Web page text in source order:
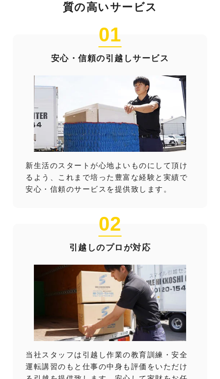
質の高いサービス
01
安心・信頼の引越しサービス
新生活のスタートが心地よいものにして頂け
るよう、これまで培った豊富な経験と実績で
安心・信頼のサービスを提供致します。
02
引越しのプロが対応
当社スタッフは引越し作業の教育訓練・安全
運転講習のもと仕事の中身も評価をいただけ